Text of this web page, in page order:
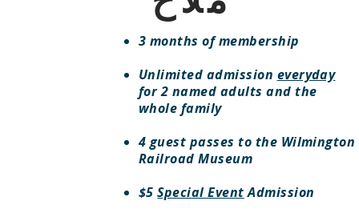
3 months of membership
Unlimited admission everyday
for 2 named adults and the
whole family
4 guest passes to the Wilmington
Railroad Museum
$5Special EventAdmission